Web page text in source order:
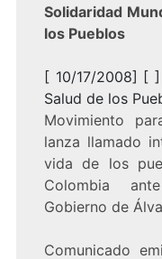
Solidaridad
los Pueblos
[ 10/17/2008] [
Salud de los
Movimiento
lanza llamado
vida de los
Colombia
Gobierno de
Comunicado